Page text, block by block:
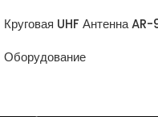
Круговая UHF Антенна AR-
Оборудование